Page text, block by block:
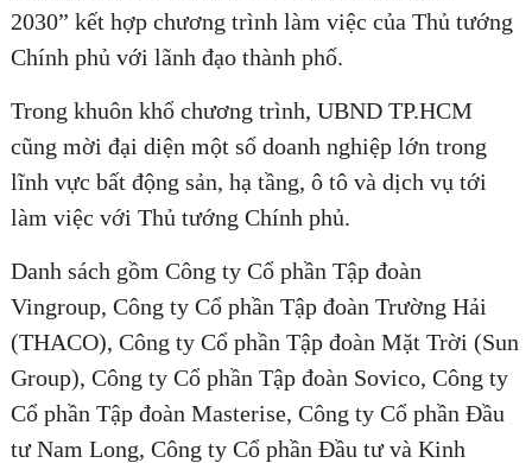
2030” kết hợp chương trình làm việc của Thủ tướng
Chính phủ với lãnh đạo thành phố.
Trong khuôn khổ chương trình, UBND TP.HCM
cũng mời đại diện một số doanh nghiệp lớn trong
lĩnh vực bất động sản, hạ tầng, ô tô và dịch vụ tới
làm việc với Thủ tướng Chính phủ.
Danh sách gồm Công ty Cổ phần Tập đoàn
Vingroup, Công ty Cổ phần Tập đoàn Trường Hải
(THACO), Công ty Cổ phần Tập đoàn Mặt Trời (Sun
Group), Công ty Cổ phần Tập đoàn Sovico, Công ty
Cổ phần Tập đoàn Masterise, Công ty Cổ phần Đầu
tư Nam Long, Công ty Cổ phần Đầu tư và Kinh